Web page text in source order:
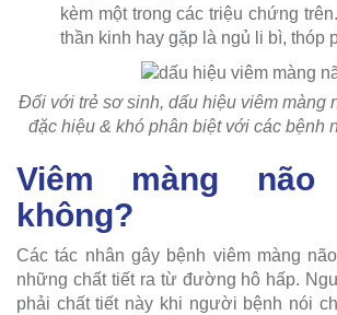
kèm một trong các triệu chứng
thần kinh hay gặp là ngủ li bì, thóp
Đối với trẻ sơ sinh, dấu hiệu viêm màng
đặc hiệu & khó phân biệt với các bệnh
Viêm màng
không?
Các tác nhân gây bệnh viêm màng
những chất tiết ra từ đường hô hấp.
phải chất tiết này khi người bệnh nói